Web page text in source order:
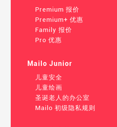
Premium 报价
Premium+ 优惠
Family 报价
Pro 优惠
Mailo Junior
儿童安全
儿童绘画
圣诞老人的办公室
Mailo 初级隐私规则